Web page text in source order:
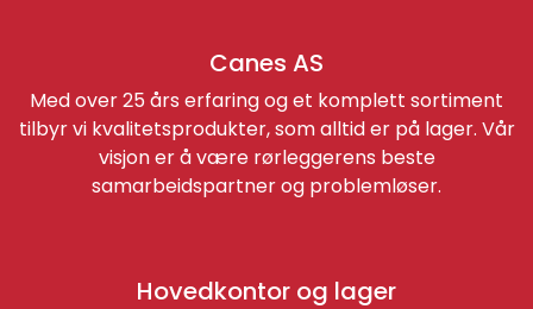
Canes AS
Med over 25 års erfaring og et komplett sortiment
tilbyr vi kvalitetsprodukter, som alltid er på lager. Vår
visjon er å være rørleggerens beste
samarbeidspartner og problemløser.
Hovedkontor og lager